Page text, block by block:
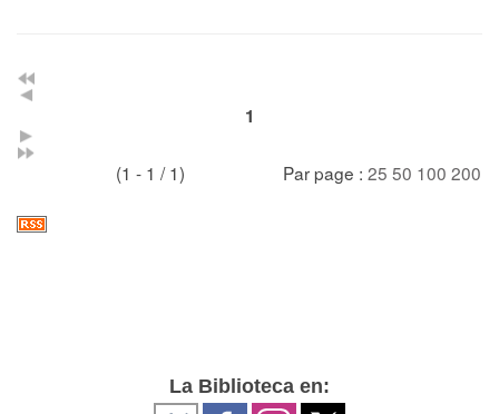
1
(1 - 1 / 1) Par page : 25 50 100 200
La Biblioteca en: